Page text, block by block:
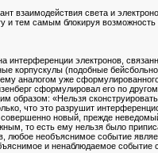
взаимодействия света и
и тем самым блокируя
интерференции электронов,
корпускулы (подобные
аналогом уже
сформулировал его по
образом: «Нельзя
что это разрушит
новый, прежде
то есть ему нельзя было
любое необъяснимое событие
и ненаблюдаемое